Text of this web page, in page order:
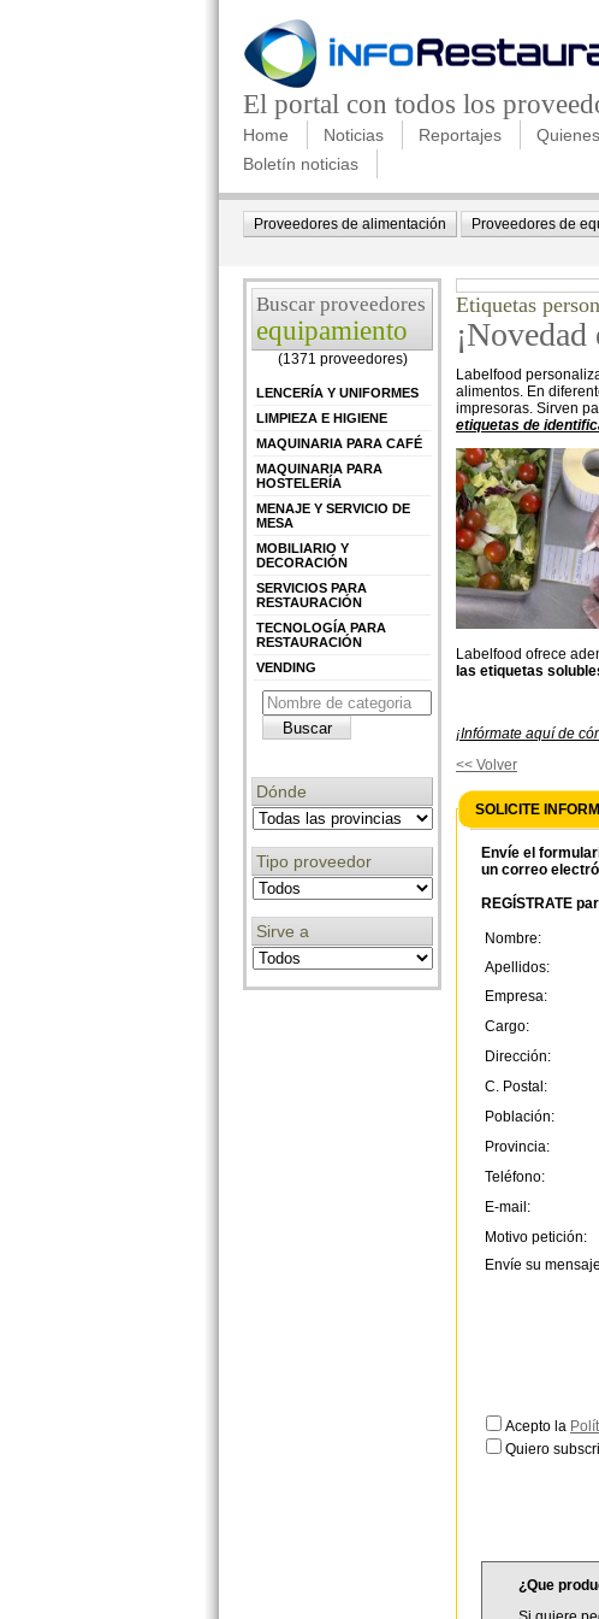
El portal con todos los
Home Noticias Reportajes
Boletín noticias
Proveedores de alimentación
Proveedores de
Buscar proveedores
equipamiento
(1371 proveedores)
LENCERÍA Y UNIFORMES
LIMPIEZA E HIGIENE
MAQUINARIA PARA CAFÉ
MAQUINARIA PARA
HOSTELERÍA
MENAJE Y SERVICIO DE
MESA
MOBILIARIO Y
DECORACIÓN
SERVICIOS PARA
RESTAURACIÓN
TECNOLOGÍA PARA
RESTAURACIÓN
VENDING
Dónde
Tipo proveedor
Sirve a
Etiquetas
Labelfood
alimentos. En
impresoras. Sirven
etiquetas de
Labelfood ofrece
las etiquetas
¡Infórmate aquí de
<< Volver
SOLICITE
Envíe el
un correo
REGÍSTRATE
Nombre:
Apellidos:
Empresa:
Cargo:
Dirección:
C. Postal:
Población:
Provincia:
Teléfono:
E-mail:
Motivo petición:
Envíe su
Acepto la
Quiero
¿Que